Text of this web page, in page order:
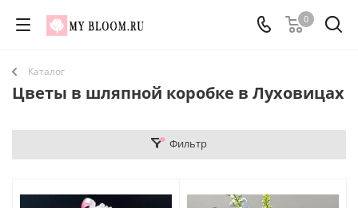
0
Каталог
Цветы в шляпной коробке в Луховицах
Фильтр